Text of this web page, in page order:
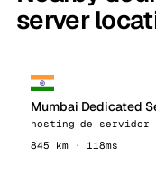
server
Mumbai Dedicated
hosting de servidor
845 km · 118ms